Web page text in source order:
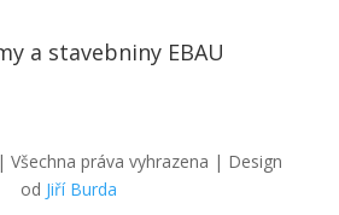
a stavebniny EBAU
práva vyhrazena | Design
od Jiří Burda